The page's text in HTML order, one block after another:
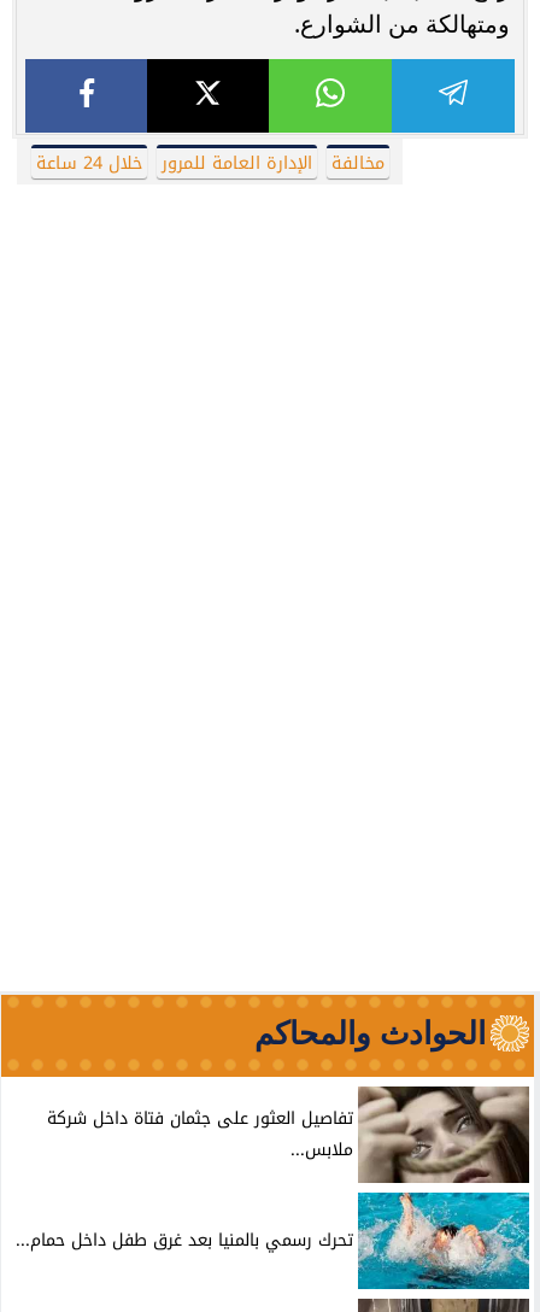
ومتهالكة من الشوارع.
مخالفة الإدارة العامة للمرور خلال 24 ساعة
الحوادث والمحاكم
تفاصيل العثور على جثمان فتاة داخل شركة
ملابس...
تحرك رسمي بالمنيا بعد غرق طفل داخل حمام...